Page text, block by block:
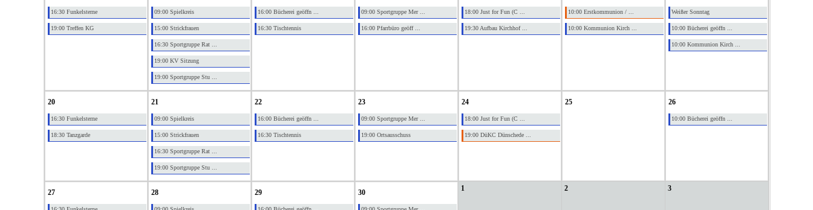
16:30 Funkelsterne
19:00 Treffen KG
09:00 Spielkreis
15:00 Strickfrauen
16:30 Sportgruppe Rat ...
19:00 KV Sitzung
19:00 Sportgruppe Stu ...
16:00 Bücherei geöffn ...
16:30 Tischtennis
09:00 Sportgruppe Mer ...
16:00 Pfarrbüro geöff ...
18:00 Just for Fun (C ...
19:30 Aufbau Kirchhof ...
10:00 Erstkommunion / ...
10:00 Kommunion Kirch ...
Weißer Sonntag
10:00 Bücherei geöffn ...
10:00 Kommunion Kirch ...
20
16:30 Funkelsterne
18:30 Tanzgarde
21
09:00 Spielkreis
15:00 Strickfrauen
16:30 Sportgruppe Rat ...
19:00 Sportgruppe Stu ...
22
16:00 Bücherei geöffn ...
16:30 Tischtennis
23
09:00 Sportgruppe Mer ...
19:00 Ortsausschuss
24
18:00 Just for Fun (C ...
19:00 DüKC Dünschede ...
25 26
10:00 Bücherei geöffn ...
27 28 29 30 1 2 3